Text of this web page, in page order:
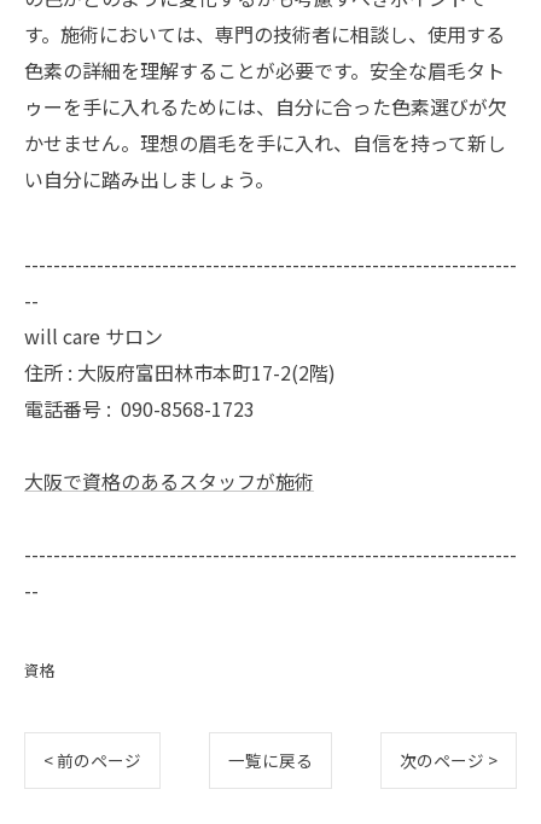
す。施術においては、専門の技術者に相談し、使用する
色素の詳細を理解することが必要です。安全な眉毛タト
ゥーを手に入れるためには、自分に合った色素選びが欠
かせません。理想の眉毛を手に入れ、自信を持って新し
い自分に踏み出しましょう。
--------------------------------------------------------------------
--
will care サロン
住所 : 大阪府富田林市本町17-2(2階)
電話番号 : 090-8568-1723
大阪で資格のあるスタッフが施術
--------------------------------------------------------------------
--
資格
< 前のページ 一覧に戻る 次のページ >